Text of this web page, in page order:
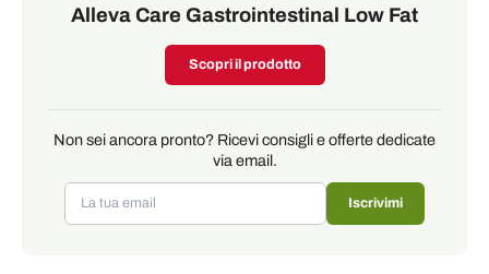
Alleva Care Gastrointestinal Low Fat
Scopri il prodotto
Non sei ancora pronto? Ricevi consigli e offerte dedicate
via email.
Iscrivimi